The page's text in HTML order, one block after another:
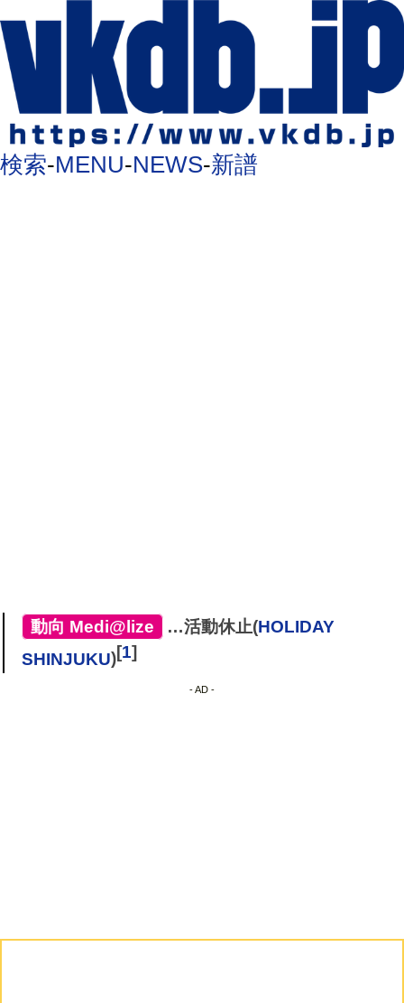
検索-MENU-NEWS-新譜
動向 Medi@lize …活動休止(HOLIDAY
SHINJUKU)[1]
- AD -